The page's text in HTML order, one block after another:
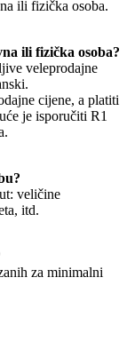
ili fizička osoba.
ili fizička osoba?
veleprodajne
cijene, a platiti
je isporučiti R1
veličine
itd.
za minimalni